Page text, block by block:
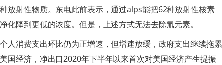
种放射性物质。东电此前表示，通过alps能把62种放射性核素
净化降到更低的浓度。但是，上述方式无法去除氚元素。
个人消费支出环比仍为正增速，但增速放缓，政府支出继续拖累
美国经济，净出口2020年下半年以来首次对美国经济产生提振